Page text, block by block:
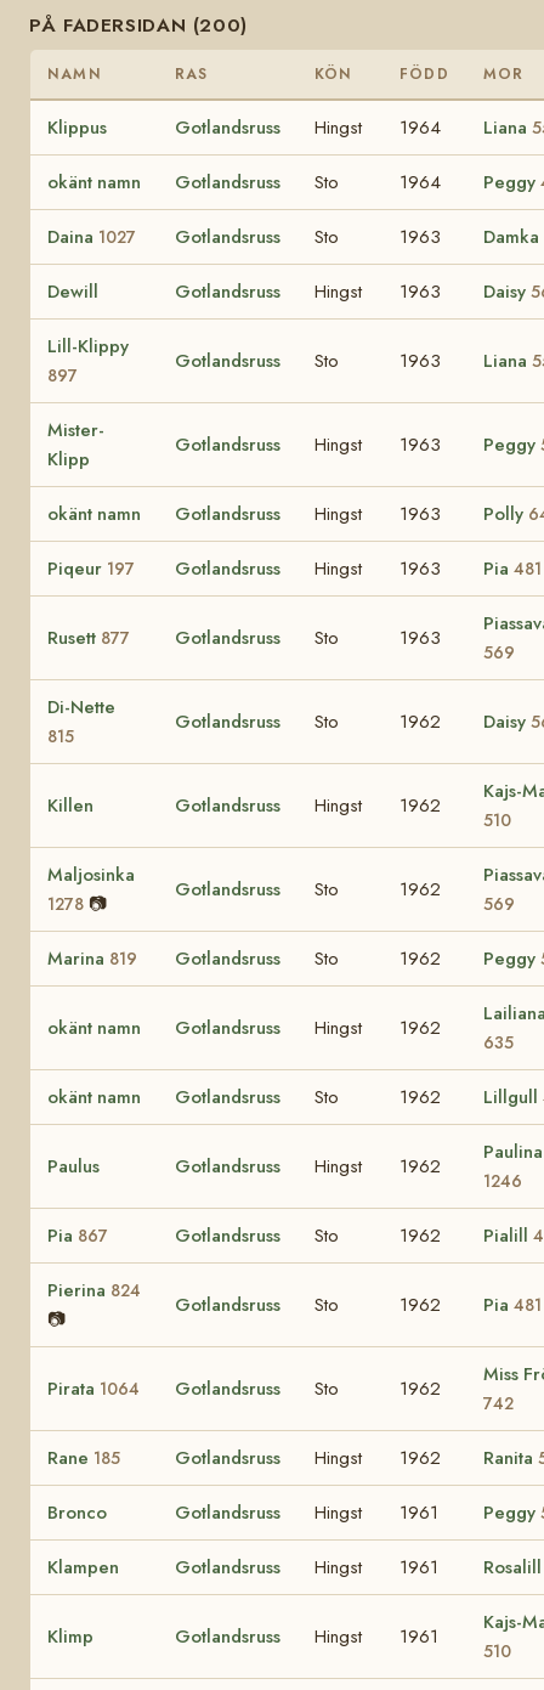
PÅ FADERSIDAN (200)
NAMN RAS KÖN FÖDD MOR
Klippus Gotlandsruss Hingst 1964 Liana
okänt namn Gotlandsruss Sto 1964 Peggy
Daina 1027 Gotlandsruss Sto 1963 Damka
Dewill Gotlandsruss Hingst 1963 Daisy
Lill-Klippy
897
Gotlandsruss Sto 1963 Liana
Mister-
Klipp
Gotlandsruss Hingst 1963 Peggy
okänt namn Gotlandsruss Hingst 1963 Polly
Piqeur 197 Gotlandsruss Hingst 1963 Pia 481
Rusett 877 Gotlandsruss Sto 1963
569
Di-Nette
815
Gotlandsruss Sto 1962 Daisy
Killen Gotlandsruss Hingst 1962
Kajs-
510
Maljosinka
1278 📷
Gotlandsruss Sto 1962
569
Marina 819 Gotlandsruss Sto 1962 Peggy
okänt namn Gotlandsruss Hingst 1962
635
okänt namn Gotlandsruss Sto 1962 Lillgull
Paulus Gotlandsruss Hingst 1962
Paulina
1246
Pia 867 Gotlandsruss Sto 1962 Pialill
Pierina 824
📷
Gotlandsruss Sto 1962 Pia 481
Pirata 1064 Gotlandsruss Sto 1962
Miss
742
Rane 185 Gotlandsruss Hingst 1962 Ranita
Bronco Gotlandsruss Hingst 1961 Peggy
Klampen Gotlandsruss Hingst 1961
Klimp Gotlandsruss Hingst 1961
Kajs-
510